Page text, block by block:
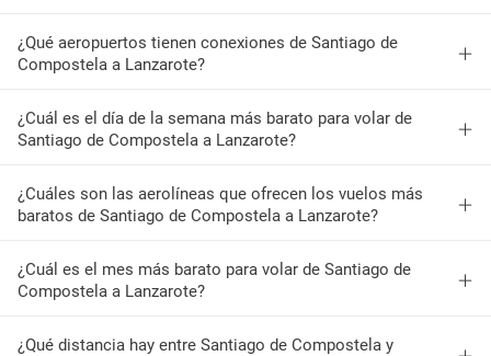
¿Qué aeropuertos tienen conexiones de Santiago de
Compostela a Lanzarote?
¿Cuál es el día de la semana más barato para volar de
Santiago de Compostela a Lanzarote?
¿Cuáles son las aerolíneas que ofrecen los vuelos más
baratos de Santiago de Compostela a Lanzarote?
¿Cuál es el mes más barato para volar de Santiago de
Compostela a Lanzarote?
¿Qué distancia hay entre Santiago de Compostela y